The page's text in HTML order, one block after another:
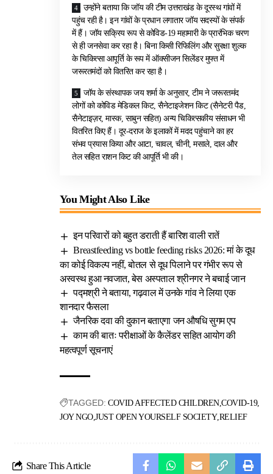
उन्होंने बताया कि जॉय की टीम उत्तराखंड के दूरस्थ गांवों में
पहुंच रही है। इन गांवों के प्रधान लगातार जॉय सदस्यों के संपर्क
में हैं। जॉय सक्रिय रूप से कोविड-19 महामारी के प्रारंभिक चरण
से ही जनसेवा कर रहा है। बिना किसी रिफिलिंग और सुरक्षा शुल्क
के चिकित्सा आपूर्ति के रूप में ऑक्सीजन सिलेंडर मुफ्त में
जरूरतमंदों को वितरित कर रहा है।
जॉय के संस्थापक जय शर्मा के अनुसार, टीम ने जरूरतमंद
लोगों को कोविड मेडिकल किट, सैनेटाइजेशन किट (सैनेटरी पैड,
सैनेटाइज़र, मास्क, साबुन सहित) अन्य चिकित्सकीय संसाधन भी
वितरित किए हैं। दूर-दराज के इलाकों में मदद पहुंचाने का हर
संभव प्रयास किया और आटा, चावल, चीनी, मसाले, दाल और
तेल सहित राशन किट की आपूर्ति भी की।
You Might Also Like
इन परिवारों को बहुत डराती हैं बारिश वाली रातें
Breastfeeding vs bottle feeding risks 2026: मां के दूध
का कोई विकल्प नहीं, बोतल से दूध पिलाने पर गंभीर रूप से
अस्वस्थ हुआ नवजात, बेस अस्पताल श्रीनगर ने बचाई जान
पद्मश्री ने बताया, गढ़वाल में उनके गांव ने लिया एक
शानदार फैसला
जैनरिक दवा की दुकान बताएगा जन औषधि सुगम एप
काम की बातः परीक्षाओं के कैलेंडर सहित आयोग की
महत्वपूर्ण सूचनाएं
TAGGED: COVID AFFECTED CHILDREN COVID-19
JOY NGO JUST OPEN YOURSELF SOCIETY RELIEF
Share This Article